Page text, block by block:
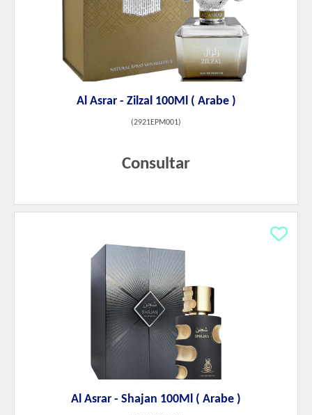
Al Asrar - Zilzal 100Ml ( Arabe )
(2921EPM001)
Consultar
Al Asrar - Shajan 100Ml ( Arabe )